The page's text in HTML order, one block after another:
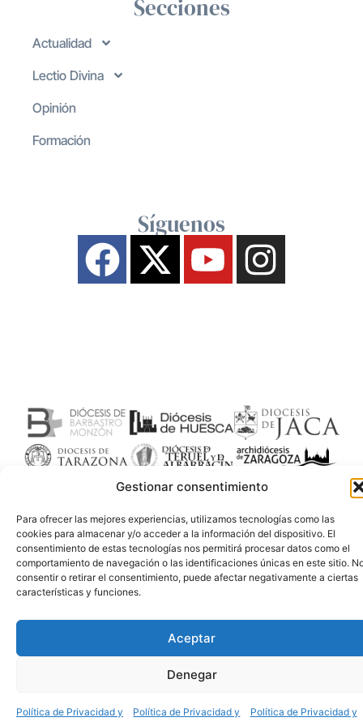
Gestionar consentimiento
Para ofrecer las mejores experiencias, utilizamos tecnologías como las
cookies para almacenar y/o acceder a la información del dispositivo. El
consentimiento de estas tecnologías nos permitirá procesar datos como el
comportamiento de navegación o las identificaciones únicas en este sitio.
consentir o retirar el consentimiento, puede afectar negativamente a ciertas
características y funciones.
Aceptar
Denegar
Política de Privacidad y
Política de Privacidad y
Política de Privacidad y
Secciones
Actualidad
Lectio Divina
Opinión
Formación
Síguenos